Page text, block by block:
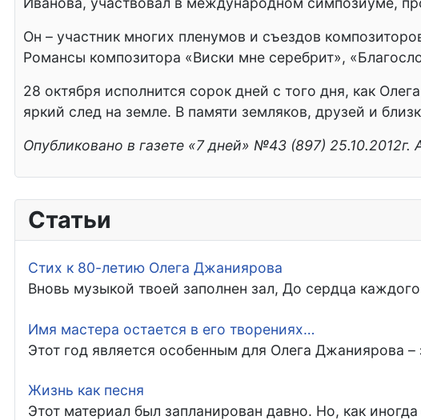
Статьи
Стих к 80-летию Олега Джаниярова
Вновь музыкой твоей заполнен зал, До сердца
Имя мастера остается в его творениях…
Этот год является особенным для Олега Джаниярова
Жизнь как песня
Этот материал был запланирован давно. Но, как
Он – участник многих пленумов и съездов
Романсы композитора «Виски мне серебрит»,
28 октября исполнится сорок дней с того дня, как
яркий след на земле. В памяти земляков, друзей и
Опубликовано в газете «7 дней» №43 (897)